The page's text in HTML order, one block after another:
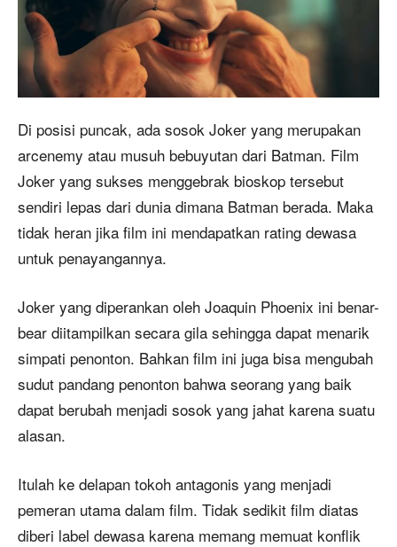
Di posisi puncak, ada sosok Joker yang merupakan
arcenemy atau musuh bebuyutan dari Batman. Film
Joker yang sukses menggebrak bioskop tersebut
sendiri lepas dari dunia dimana Batman berada. Maka
tidak heran jika film ini mendapatkan rating dewasa
untuk penayangannya.
Joker yang diperankan oleh Joaquin Phoenix ini benar-
bear diitampilkan secara gila sehingga dapat menarik
simpati penonton. Bahkan film ini juga bisa mengubah
sudut pandang penonton bahwa seorang yang baik
dapat berubah menjadi sosok yang jahat karena suatu
alasan.
Itulah ke delapan tokoh antagonis yang menjadi
pemeran utama dalam film. Tidak sedikit film diatas
diberi label dewasa karena memang memuat konflik